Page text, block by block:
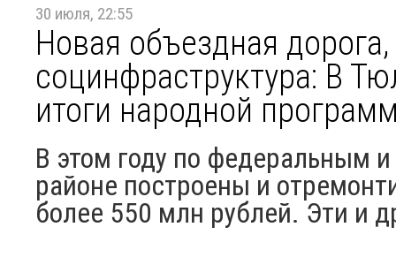
30 июля, 22:55
Новая объездная
социнфраструктура: В
итоги народной
В этом году по федеральным
районе построены и
более 550 млн рублей. Эти и